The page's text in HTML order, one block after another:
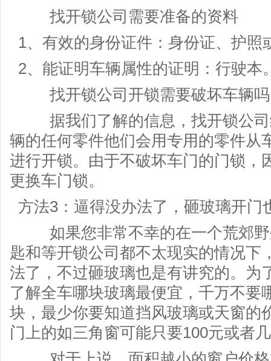
找开锁公司需要准备的资料
1、有效的身份证件：身份证、护照
2、能证明车辆属性的证明：行驶本
找开锁公司开锁需要破坏车辆吗
据我们了解的信息，找开锁公司
辆的任何零件他们会用专用的零件从
进行开锁。由于不破坏车门的门锁，
更换车门锁。
方法3：逼得没办法了，砸玻璃开门
如果您非常不幸的在一个荒郊野
匙和等开锁公司都不太现实的情况下
法了，不过砸玻璃也是有讲究的。为
了解全车哪块玻璃最便宜，千万不要
块，最少你要知道挡风玻璃或天窗的
门上的如三角窗可能只要100元或者